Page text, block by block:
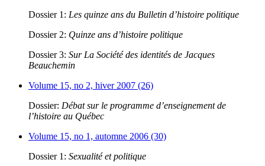
Dossier 1: Les quinze ans du Bulletin d’histoire politique
Dossier 2: Quinze ans d’histoire politique
Dossier 3: Sur La Société des identités de Jacques
Beauchemin
Volume 15, no 2, hiver 2007 (26)
Dossier: Débat sur le programme d’enseignement de
l’histoire au Québec
Volume 15, no 1, automne 2006 (30)
Dossier 1: Sexualité et politique